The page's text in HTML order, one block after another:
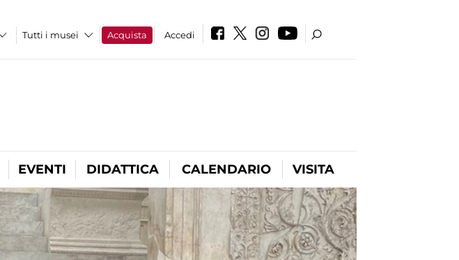
Tutti i musei Acquista Accedi
EVENTI DIDATTICA CALENDARIO VISITA